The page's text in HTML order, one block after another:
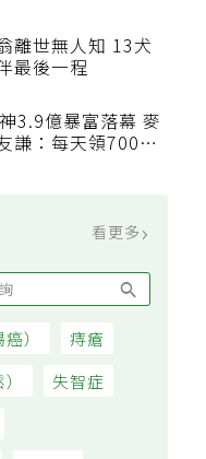
離世無人知 13犬
最後一程
3.9億暴富落幕 麥